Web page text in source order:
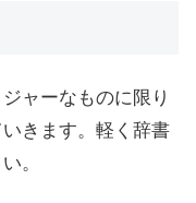
ャーなものに限り
きます。軽く辞書
。